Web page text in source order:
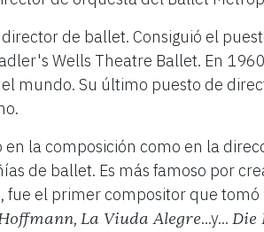
de ballet. Consiguió el
Wells Theatre Ballet. En
mundo. Su último puesto de
la composición como en la
de ballet. Es más famoso por
el primer compositor que
, La Viuda Alegre...y... Die